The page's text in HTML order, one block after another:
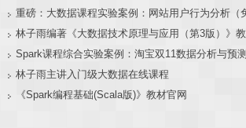
Spark课程综合实验案例：淘宝双11数据分析与预测
林子雨主讲入门级大数据在线课程
《Spark编程基础(Scala版)》教材官网